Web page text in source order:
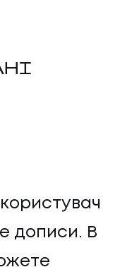
дописи. В